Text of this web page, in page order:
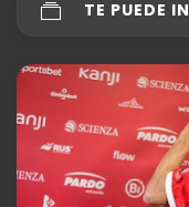
TE PUEDE